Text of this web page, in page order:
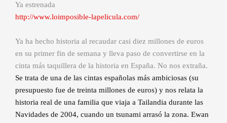
Ya estrenada
http://www.loimposible-lapelicula.com/
Ya ha hecho historia al recaudar casi diez millones de euros
en su primer fin de semana y lleva paso de convertirse en la
cinta más taquillera de la historia en España. No nos extraña.
Se trata de una de las cintas españolas más ambiciosas (su
presupuesto fue de treinta millones de euros) y nos relata la
historia real de una familia que viaja a Tailandia durante las
Navidades de 2004, cuando un tsunami arrasó la zona. Ewan